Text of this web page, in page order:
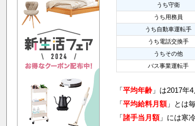
うち守衛
うち用務員
うち自動車運転手
うち電話交換手
うちその他
バス事業運転手
「平均年齢」は2017年4
「平均給料月額」とは
「諸手当月額」には寒